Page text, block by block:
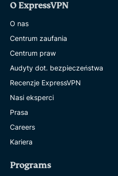
O ExpressVPN
O nas
Centrum zaufania
Centrum praw
Audyty dot. bezpieczeństwa
Recenzje ExpressVPN
Nasi eksperci
Prasa
Careers
Kariera
Programs